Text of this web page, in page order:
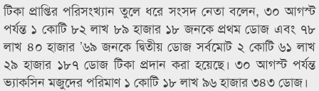
টিকা প্রাপ্তির পরিসংখ্যান তুলে ধরে সংসদ নেতা বলেন, ৩০ আগস্ট
পর্যন্ত ১ কোটি ৮২ লাখ ৮৯ হাজার ১৮ জনকে প্রথম ডোজ এবং ৭৮
লাখ ৪০ হাজার ’৬৯ জনকে দ্বিতীয় ডোজ সর্বমোট ২ কোটি ৬১ লাখ
২৯ হাজার ১৮৭ ডোজ টিকা প্রদান করা হয়েছে। ৩০ আগস্ট পর্যন্ত
ভ্যাকসিন মজুদের পরিমাণ ১ কোটি ১৮ লাখ ৯৬ হাজার ৩৪৩ ডোজ।